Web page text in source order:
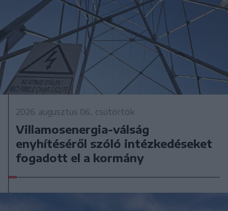
2026. augusztus 06., csütörtök
Villamosenergia-válság
enyhítéséről szóló intézkedéseket
fogadott el a kormány